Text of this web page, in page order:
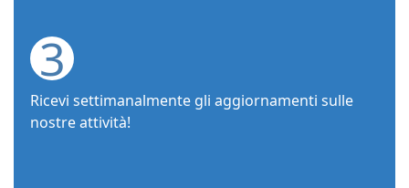
3
Ricevi settimanalmente gli aggiornamenti sulle
nostre attività!